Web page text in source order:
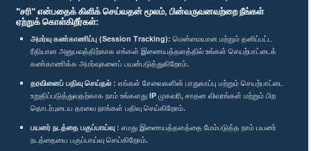
"சரி" என்பதைக் கிளிக் செய்வதன் மூலம், பின்வருவனவற்றை நீங்கள்
ஏற்றுக் கொள்கிறீர்கள்:
அமர்வு கண்காணிப்பு (Session Tracking): மென்மையான மற்றும் தனிப்பட்ட
ரீதியான அனுபவத்திற்காக எங்கள் இணையத்தளத்தில் உங்கள் செயற்பாட்டைக்
கண்காணிக்க அமர்வுகளைப் பயன்படுத்துகிறோம்.
தரவினைப் பதிவு செய்தல் : எங்கள் சேவைகளின் பாதுகாப்பு மற்றும் செயற்பாட்டை
உறுதிப்படுத்துவதற்காக நாம் உங்களது IP முகவரி, சாதன விவரங்கள் மற்றும் பிற
தொடர்புடைய தரவை நாங்கள் பதிவு செய்கிறோம்.
பயனர் நடத்தை பகுப்பாய்வு : எமது இணையத்தளத்தை மேம்படுத்த நாம் பயனர்
நடத்தையை பகுப்பாய்வு செய்கிறோம்.
எம்மை பின்தொடர்க :
விருதுகள்
தனியுரிமைக் கொள்கை